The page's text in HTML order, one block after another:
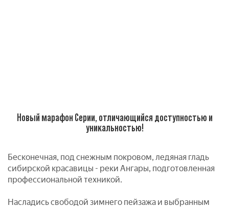
Новый марафон Серии, отличающийся доступностью и
уникальностью!
Бесконечная, под снежным покровом, ледяная гладь
сибирской красавицы - реки Ангары, подготовленная
профессиональной техникой.
Насладись свободой зимнего пейзажа и выбранным